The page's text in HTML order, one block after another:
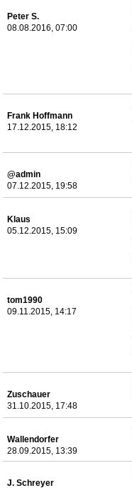
Peter S.
08.08.2016, 07:00
Frank Hoffmann
17.12.2015, 18:12
@admin
07.12.2015, 19:58
Klaus
05.12.2015, 15:09
tom1990
09.11.2015, 14:17
Zuschauer
31.10.2015, 17:48
Wallendorfer
28.09.2015, 13:39
J. Schreyer